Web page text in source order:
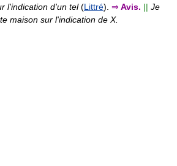
l'indication d'un tel(Littré). ⇒ Avis. || Je
maison sur l'indication de X.